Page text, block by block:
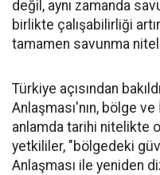
değil, aynı zamanda
birlikte çalışabilirliği
tamamen savunma
Türkiye açısından
Anlaşması'nın, bölge
anlamda tarihi nitelikte
yetkililer, "bölgedeki
Anlaşması ile yeniden